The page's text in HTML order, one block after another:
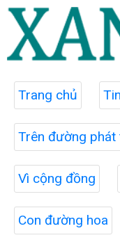
Trang chủ
Trên đường phát
Vì cộng đồng
Con đường hoa